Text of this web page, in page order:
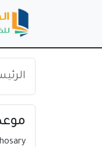
موعد